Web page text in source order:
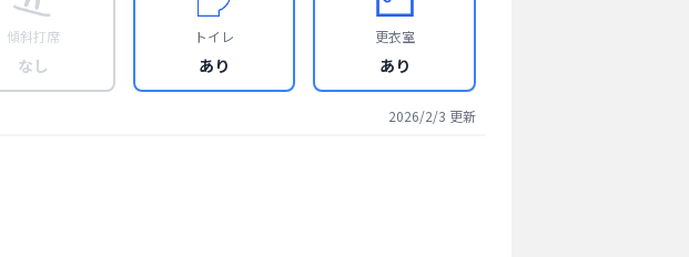
傾斜打席
なし
トイレ
あり
更衣室
あり
2026/2/3 更新